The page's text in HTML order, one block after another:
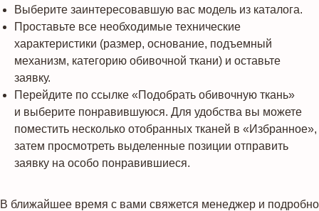
Выберите заинтересовавшую вас модель из каталога.
Проставьте все необходимые технические
характеристики (размер, основание, подъемный
механизм, категорию обивочной ткани) и оставьте
заявку.
Перейдите по ссылке «Подобрать обивочную ткань»
и выберите понравившуюся. Для удобства вы можете
поместить несколько отобранных тканей в «Избранное»,
затем просмотреть выделенные позиции отправить
заявку на особо понравившиеся.
В ближайшее время с вами свяжется менеджер и подробно